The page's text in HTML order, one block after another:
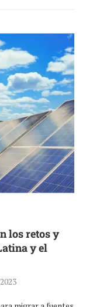
los retos y
y el